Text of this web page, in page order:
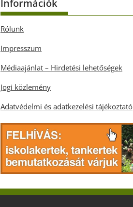
Információk
Rólunk
Impresszum
Médiaajánlat – Hirdetési lehetőségek
Jogi közlemény
Adatvédelmi és adatkezelési tájékoztató